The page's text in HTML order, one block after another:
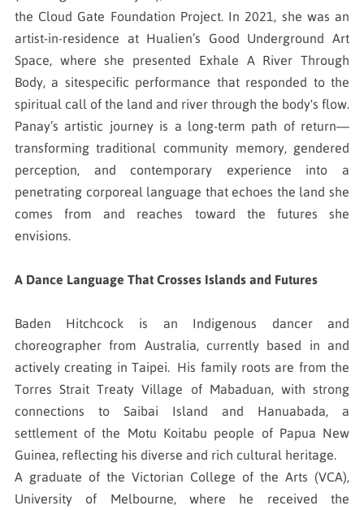
the Cloud Gate Foundation Project. In 2021, she was an
artist-in-residence at Hualien’s Good Underground Art
Space, where she presented Exhale A River Through
Body, a sitespecific performance that responded to the
spiritual call of the land and river through the body's flow.
Panay’s artistic journey is a long-term path of return—
transforming traditional community memory, gendered
perception, and contemporary experience into a
penetrating corporeal language that echoes the land she
comes from and reaches toward the futures she
envisions.
A Dance Language That Crosses Islands and Futures
Baden Hitchcock is an Indigenous dancer and
choreographer from Australia, currently based in and
actively creating in Taipei. His family roots are from the
Torres Strait Treaty Village of Mabaduan, with strong
connections to Saibai Island and Hanuabada, a
settlement of the Motu Koitabu people of Papua New
Guinea, reflecting his diverse and rich cultural heritage.
A graduate of the Victorian College of the Arts (VCA),
University of Melbourne, where he received the